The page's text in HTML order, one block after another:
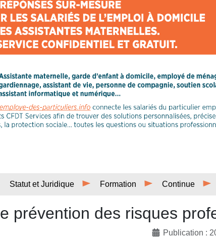
Statut et Juridique Formation Continue
prévention des risques
Publication :